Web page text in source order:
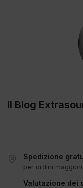
Il Blog
Spedizione
per ordini
Valutazione dei